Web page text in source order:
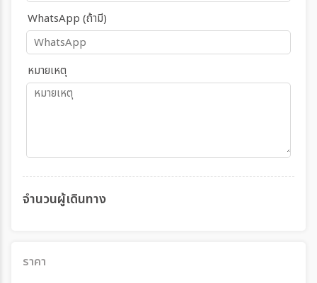
WhatsApp (ถ้ามี)
หมายเหตุ
จำนวนผู้เดินทาง
ราคา